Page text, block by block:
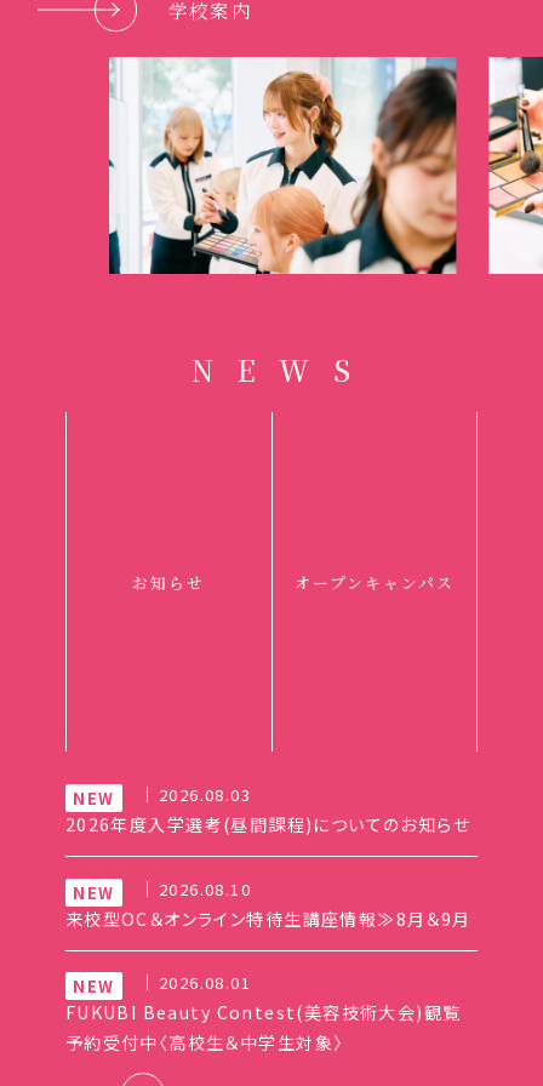
学校案内
N E W S
お知らせ オープンキャンパス
2026.08.03
2026年度入学選考(昼間課程)についてのお知らせ
2026.08.10
来校型OC＆オンライン特待生講座情報≫8月＆9月
2026.08.01
FUKUBI Beauty Contest(美容技術大会)観覧
予約受付中〈高校生＆中学生対象〉